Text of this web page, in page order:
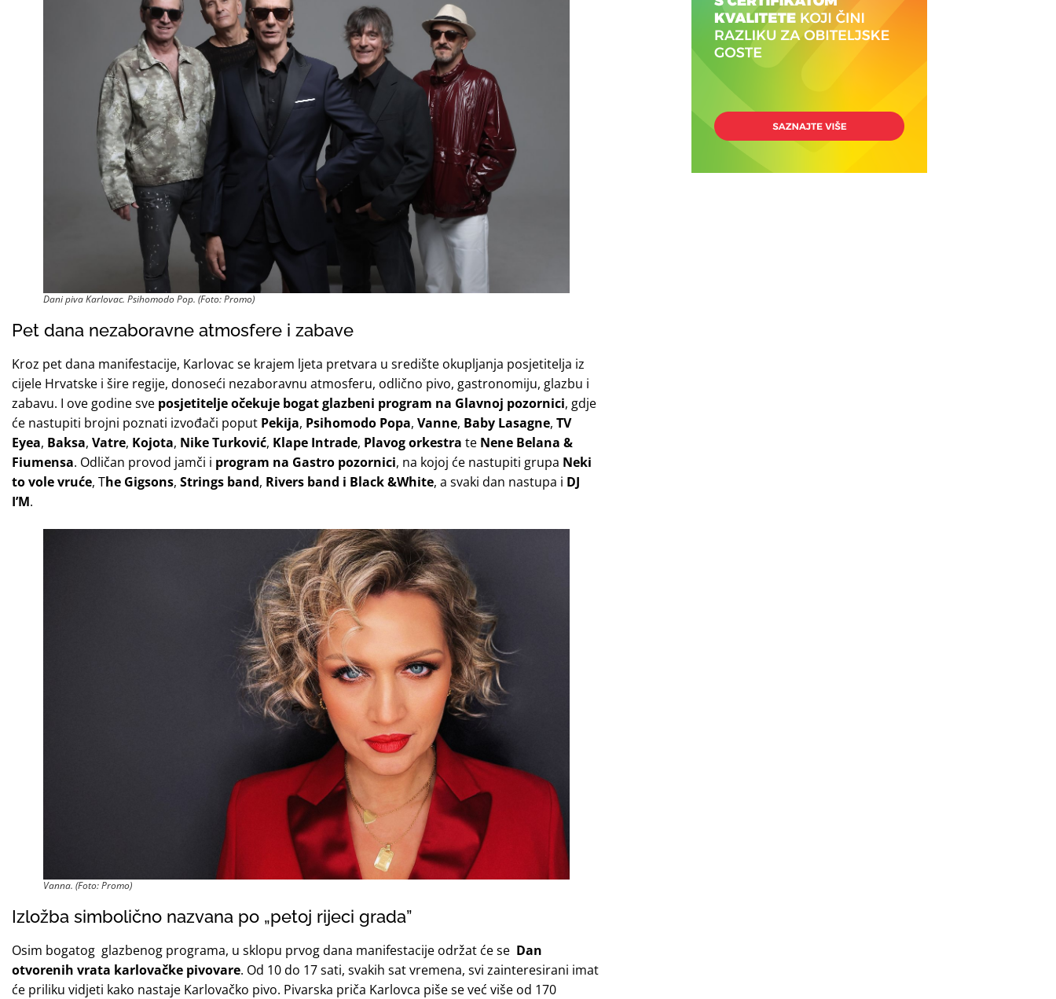
Dani piva Karlovac. Psihomodo Pop. (Foto: Promo)
Pet dana nezaboravne atmosfere i zabave
Kroz pet dana manifestacije, Karlovac se krajem ljeta pretvara u središte okupljanja posjetitelja iz
cijele Hrvatske i šire regije, donoseći nezaboravnu atmosferu, odlično pivo, gastronomiju, glazbu i
zabavu. I ove godine sve posjetitelje očekuje bogat glazbeni program na Glavnoj pozornici, gdje
će nastupiti brojni poznati izvođači poput Pekija, Psihomodo Popa, Vanne, Baby Lasagne, TV
Eyea, Baksa, Vatre, Kojota, Nike Turković, Klape Intrade, Plavog orkestra te Nene Belana &
Fiumensa. Odličan provod jamči i program na Gastro pozornici, na kojoj će nastupiti grupa Neki
to vole vruće, The Gigsons, Strings band, Rivers band i Black &White, a svaki dan nastupa i DJ
I’M.
Vanna. (Foto: Promo)
Izložba simbolično nazvana po „petoj rijeci grada”
Osim bogatog glazbenog programa, u sklopu prvog dana manifestacije održat će se Dan
otvorenih vrata karlovačke pivovare. Od 10 do 17 sati, svakih sat vremena, svi zainteresirani imat
će priliku vidjeti kako nastaje Karlovačko pivo. Pivarska priča Karlovca piše se već više od 170